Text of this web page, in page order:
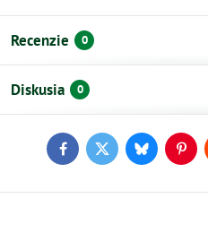
Recenzie 0
Diskusia 0
FacebookTwitterBluesky